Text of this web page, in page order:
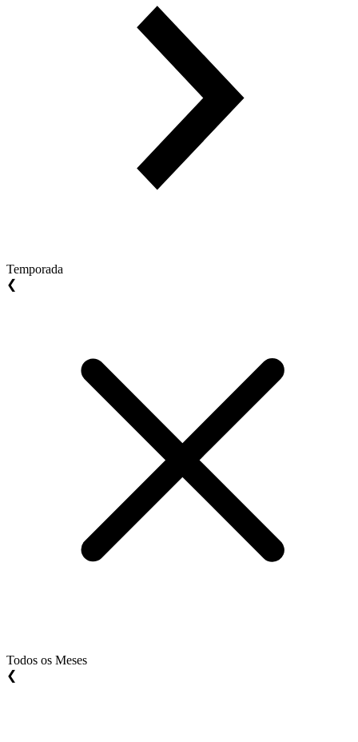
Temporada
❮
Todos os Meses
❮